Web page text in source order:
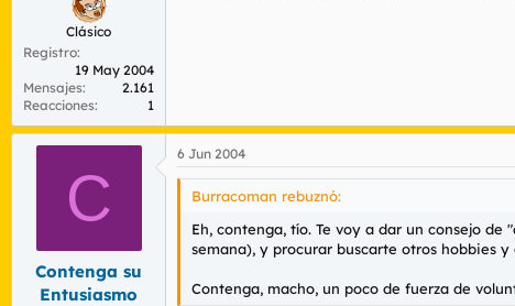
Clásico
Registro
19 May 2004
Mensajes
2.161
Reacciones
1
C
Contenga su
Entusiasmo
6 Jun 2004
Burracoman rebuznó:
Eh, contenga, tío. Te voy a dar un consejo
semana), y procurar buscarte otros hobbies
Contenga, macho, un poco de fuerza de